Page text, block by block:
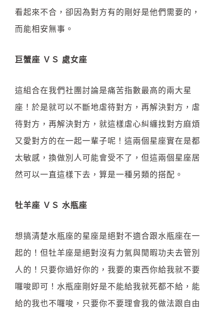
看起來不合，卻因為對方有的剛好是他們需要的，
而能相安無事。
巨蟹座 ＶＳ 處女座
這組合在我們社團討論是痛苦指數最高的兩大星
座！於是就可以不斷地虐待對方，再解決對方，虐
待對方，再解決對方，就這樣虐心糾纏找對方麻煩
又愛對方的在一起一輩子呢！這兩個星座實在是都
太敏感，換做別人可能會受不了，但這兩個星座居
然可以一直這樣下去，算是一種另類的搭配。
牡羊座 ＶＳ 水瓶座
想搞清楚水瓶座的星座是絕對不適合跟水瓶座在一
起的！但牡羊座是絕對沒有力氣與閒暇功夫去管別
人的！只要你過好你的，我要的東西你給我就不要
囉唆即可！水瓶座剛好是不能給我就死都不給，能
給的我也不囉唆，只要你不要理會我的做法跟自由